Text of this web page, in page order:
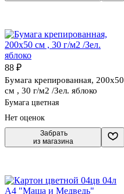
88 ₽
Бумага крепированная, 200х50
см , 30 г/м2 /Зел. яблоко
Бумага цветная
Нет оценок
Забрать
из магазина